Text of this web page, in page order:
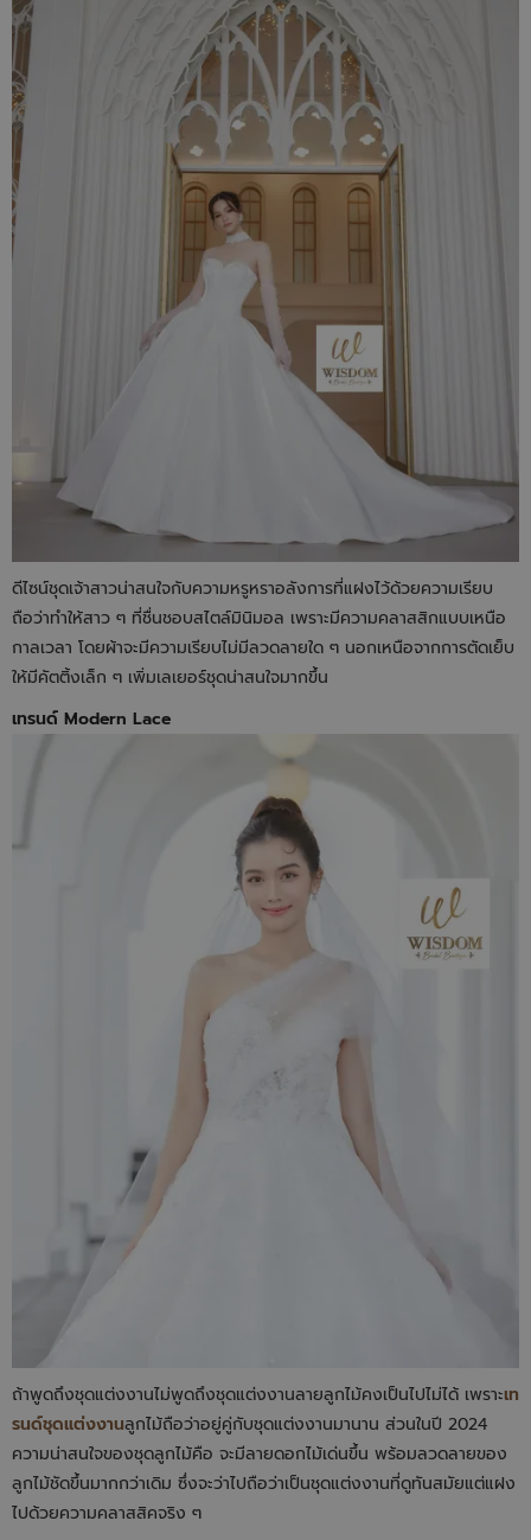
ดีไซน์ชุดเจ้าสาวน่าสนใจกับความหรูหราอลังการที่แฝงไว้ด้วยความเรียบ
ถือว่าทำให้สาว ๆ ที่ชื่นชอบสไตล์มินิมอล เพราะมีความคลาสสิกแบบเหนือ
กาลเวลา โดยผ้าจะมีความเรียบไม่มีลวดลายใด ๆ นอกเหนือจากการตัดเย็บ
ให้มีคัตติ้งเล็ก ๆ เพิ่มเลเยอร์ชุดน่าสนใจมากขึ้น
เทรนด์ Modern Lace
ถ้าพูดถึงชุดแต่งงานไม่พูดถึงชุดแต่งงานลายลูกไม้คงเป็นไปไม่ได้ เพราะเท
รนด์ชุดแต่งงานลูกไม้ถือว่าอยู่คู่กับชุดแต่งงานมานาน ส่วนในปี 2024
ความน่าสนใจของชุดลูกไม้คือ จะมีลายดอกไม้เด่นขึ้น พร้อมลวดลายของ
ลูกไม้ชัดขึ้นมากกว่าเดิม ซึ่งจะว่าไปถือว่าเป็นชุดแต่งงานที่ดูทันสมัยแต่แฝง
ไปด้วยความคลาสสิคจริง ๆ